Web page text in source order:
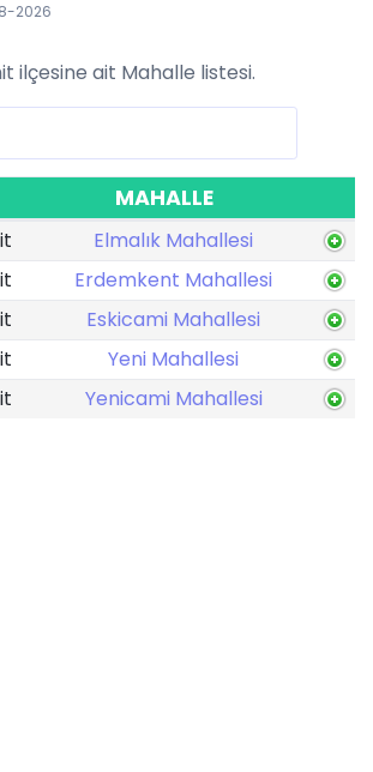
2026
ilçesine ait Mahalle listesi.
MAHALLE
Elmalık Mahallesi
Erdemkent Mahallesi
Eskicami Mahallesi
Yeni Mahallesi
Yenicami Mahallesi